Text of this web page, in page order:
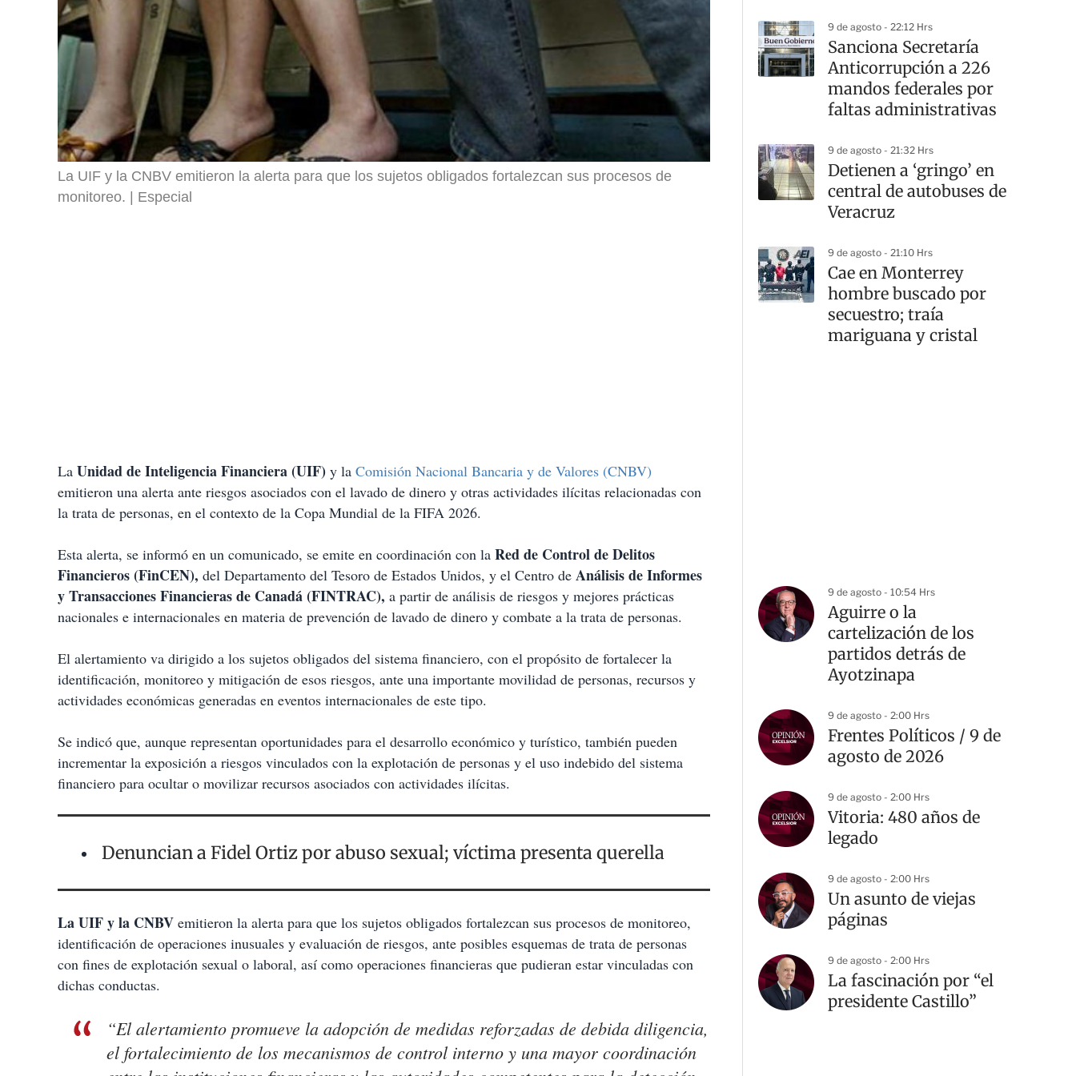
La UIF y la CNBV emitieron la alerta para que los sujetos obligados fortalezcan sus procesos de
monitoreo.
Especial
La Unidad de Inteligencia Financiera (UIF) y la Comisión Nacional Bancaria y de Valores (CNBV)
emitieron una alerta ante riesgos asociados con el lavado de dinero y otras actividades ilícitas relacionadas con
la trata de personas, en el contexto de la Copa Mundial de la FIFA 2026.
Esta alerta, se informó en un comunicado, se emite en coordinación con la Red de Control deDelitos
Financieros (FinCEN), del Departamento del Tesoro de Estados Unidos, y el Centro de Análisis de Informes
y Transacciones Financieras de Canadá (FINTRAC), a partir de análisis de riesgos y mejores prácticas
nacionales e internacionales en materia de prevención de lavado de dinero y combate a la trata de personas.
El alertamiento va dirigido a los sujetos obligados del sistema financiero, con el propósito de fortalecer la
identificación, monitoreo y mitigación de esos riesgos, ante una importante movilidad de personas, recursos y
actividades económicas generadas en eventos internacionales de este tipo.
Se indicó que, aunque representan oportunidades para el desarrollo económico y turístico, también pueden
incrementar la exposición a riesgos vinculados con la explotación de personas y el uso indebido del sistema
financiero para ocultar o movilizar recursos asociados con actividades ilícitas.
Denuncian a Fidel Ortiz por abuso sexual; víctima presenta querella
La UIF y la CNBV emitieron la alerta para que los sujetos obligados fortalezcan sus procesos de monitoreo,
identificación de operaciones inusuales y evaluación de riesgos, ante posibles esquemas de trata de personas
con fines de explotación sexual o laboral, así como operaciones financieras que pudieran estar vinculadas con
dichas conductas.
“El alertamiento promueve la adopción de medidas reforzadas de debida diligencia,
el fortalecimiento de los mecanismos de control interno y una mayor coordinación
9 de agosto - 22:12 Hrs
Sanciona Secretaría
Anticorrupción a 226
mandos federales por
faltas administrativas
9 de agosto - 21:32 Hrs
Detienen a ‘gringo’ en
central de autobuses de
Veracruz
9 de agosto - 21:10 Hrs
Cae en Monterrey
hombre buscado por
secuestro; traía
mariguana y cristal
9 de agosto - 10:54 Hrs
Aguirre o la
cartelización de los
partidos detrás de
Ayotzinapa
9 de agosto - 2:00 Hrs
Frentes Políticos / 9 de
agosto de 2026
9 de agosto - 2:00 Hrs
Vitoria: 480 años de
legado
9 de agosto - 2:00 Hrs
Un asunto de viejas
páginas
9 de agosto - 2:00 Hrs
La fascinación por “el
presidente Castillo”